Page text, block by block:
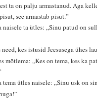
ta on palju armastanud. Aga
see armastab pisut.”
naisele ta ütles: „Sinu patud on
kes istusid Jeesusega ühes
mõtlema: „Kes on tema, kes ka
tema ütles naisele: „Sinu usk on